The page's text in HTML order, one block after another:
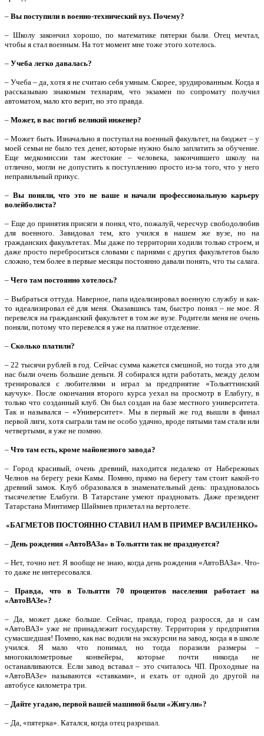
– Вы поступили в военно-технический вуз. Почему?
– Школу закончил хорошо, по математике пятерки были. Отец мечтал,
чтобы я стал военным. На тот момент мне тоже этого хотелось.
– Учеба легко давалась?
– Учеба – да, хотя я не считаю себя умным. Скорее, эрудированным. Когда я
рассказываю знакомым технарям, что экзамен по сопромату получил
автоматом, мало кто верит, но это правда.
– Может, в вас погиб великий инженер?
– Может быть. Изначально я поступал на военный факультет, на бюджет – у
моей семьи не было тех денег, которые нужно было заплатить за обучение.
Еще медкомиссии там жестокие – человека, закончившего школу на
отлично, могли не допустить к поступлению просто из-за того, что у него
неправильный прикус.
– Вы поняли, что это не ваше и начали профессиональную карьеру
волейболиста?
– Еще до принятия присяги я понял, что, пожалуй, чересчур свободолюбив
для военного. Завидовал тем, кто учился в нашем же вузе, но на
гражданских факультетах. Мы даже по территории ходили только строем, и
даже просто переброситься словами с парнями с других факультетов было
сложно, тем более в первые месяцы постоянно давали понять, что ты салага.
– Чего там постоянно хотелось?
– Выбраться оттуда. Наверное, папа идеализировал военную службу и как-
то идеализировал её для меня. Оказавшись там, быстро понял – не мое. Я
перевелся на гражданский факультет в том же вузе. Родители меня не очень
поняли, потому что перевелся я уже на платное отделение.
– Сколько платили?
– 22 тысячи рублей в год. Сейчас сумма кажется смешной, но тогда это для
нас были очень большие деньги. Я собирался идти работать, между делом
тренировался с любителями и играл за предприятие «Тольяттинский
каучук». После окончания второго курса уехал на просмотр в Елабугу, в
только что созданный клуб. Он был создан на базе местного университета.
Так и назывался – «Университет». Мы в первый же год вышли в финал
первой лиги, хотя сыграли там не особо удачно, вроде пятыми там стали или
четвертыми, я уже не помню.
– Что там есть, кроме майонезного завода?
– Город красивый, очень древний, находится недалеко от Набережных
Челнов на берегу реки Камы. Помню, прямо на берегу там стоит какой-то
древний замок. Клуб образовался в знаменательный день: праздновалось
тысячелетие Елабуги. В Татарстане умеют праздновать. Даже президент
Татарстана Минтимер Шаймиев прилетал на вертолете.
«БАГМЕТОВ ПОСТОЯННО СТАВИЛ НАМ В ПРИМЕР ВАСИЛЕНКО»
– День рождения «АвтоВАЗа» в Тольятти так не празднуется?
– Нет, точно нет. Я вообще не знаю, когда день рождения «АвтоВАЗа». Что-
то даже не интересовался.
–Правда, что в Тольятти 70 процентов населения работает на
«АвтоВАЗе»?
– Да, может даже больше. Сейчас, правда, город разросся, да и сам
«АвтоВАЗ» уже не принадлежит государству. Территория у предприятия
сумасшедшая! Помню, как нас водили на экскурсии на завод, когда я в школе
учился. Я мало что понимал, но тогда поразили размеры –
многокилометровые конвейеры, которые почти никогда не
останавливаются. Если завод вставал – это считалось ЧП. Проходные на
«АвтоВАЗе» называются «ставками», и ехать от одной до другой на
автобусе километра три.
– Дайте угадаю, первой вашей машиной были «Жигули»?
– Да, «пятерка». Катался, когда отец разрешал.